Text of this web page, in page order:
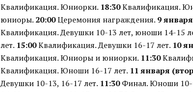
Квалификация. Юниорки. 18:30Квалификация.
юниоры. 20:00Церемония награждения. 9
Квалификация. Девушки 10-13 лет, юноши 14-15
лет. 15:00Квалификация. Девушки 16-17 лет. 10
Квалификация. Юниоры и юниорки. 11:30
Квалификация. Юноши 16-17 лет. 11 января
Девушки 10-13, 16-17 лет. 11:30Финал. Юноши 10-